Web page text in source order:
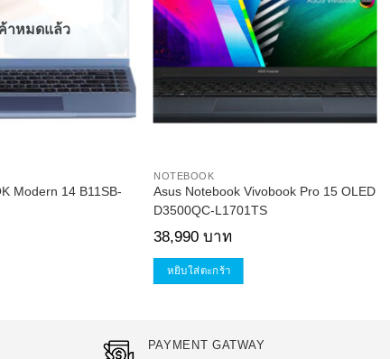
าหมดแล้ว
Modern 14 B11SB-
NOTEBOOK
Asus Notebook Vivobook Pro 15 OLED
D3500QC-L1701TS
38,990 บาท
หยิบใส่ตะกร้า
PAYMENT GATWAY